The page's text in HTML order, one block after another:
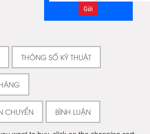
THÔNG SỐ KỸ THUẬT
CHUYỂN BÌNH LUẬN